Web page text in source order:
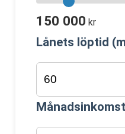
150 000 kr
Lånets löptid